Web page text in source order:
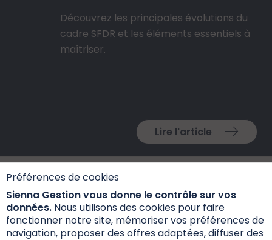
Préférences de cookies
Sienna Gestion vous donne le contrôle sur vos
données. Nous utilisons des cookies pour faire
fonctionner notre site, mémoriser vos préférences de
navigation, proposer des offres adaptées, diffuser des
Découvrez les principales évolutions du
cadre SFDR et les éléments essentiels à
maîtriser.
Lire l'article